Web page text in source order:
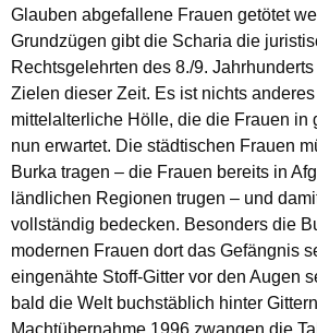
Glauben abgefallene Frauen getötet
Grundzügen gibt die Scharia die
Rechtsgelehrten des 8./9.
Zielen dieser Zeit. Es ist nichts
mittelalterliche Hölle, die die Frauen in
nun erwartet. Die städtischen Frauen
Burka tragen – die Frauen bereits in
ländlichen Regionen trugen – und
vollständig bedecken. Besonders die
modernen Frauen dort das Gefängnis
eingenähte Stoff-Gitter vor den Augen
bald die Welt buchstäblich hinter